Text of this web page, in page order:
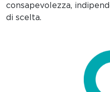
consapevolezza,
di scelta.